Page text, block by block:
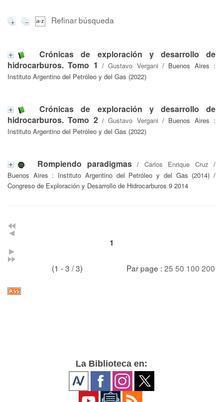
Refinar búsqueda
Crónicas de exploración y desarrollo de
hidrocarburos. Tomo 1 /Gustavo Vergani / Buenos Aires :
Instituto Argentino del Petróleo y del Gas (2022)
Crónicas de exploración y desarrollo de
hidrocarburos. Tomo 2/Gustavo Vergani / Buenos Aires :
Instituto Argentino del Petróleo y del Gas (2022)
Rompiendo paradigmas/ Carlos Enrique Cruz /
Buenos Aires : Instituto Argentino del Petróleo y del Gas (2014) /
Congreso de Exploración y Desarrollo de Hidrocarburos 9 2014
1
(1 - 3 / 3) Par page : 25 50 100 200
La Biblioteca en: